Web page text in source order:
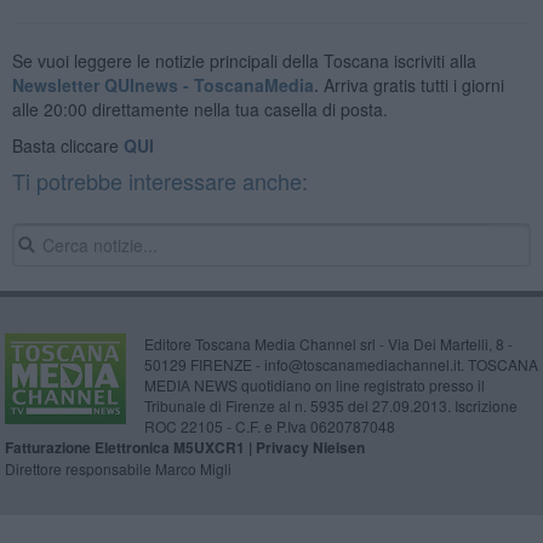
Se vuoi leggere le notizie principali della Toscana iscriviti alla
Newsletter QUInews - ToscanaMedia. Arriva gratis tutti i giorni
alle 20:00 direttamente nella tua casella di posta.
Basta cliccare QUI
Ti potrebbe interessare anche:
Editore Toscana Media Channel srl - Via Dei Martelli, 8 -
50129 FIRENZE - info@toscanamediachannel.it. TOSCANA
MEDIA NEWS quotidiano on line registrato presso il
Tribunale di Firenze al n. 5935 del 27.09.2013. Iscrizione
ROC 22105 - C.F. e P.Iva 0620787048
Fatturazione Elettronica M5UXCR1 | Privacy Nielsen
Direttore responsabile Marco Migli